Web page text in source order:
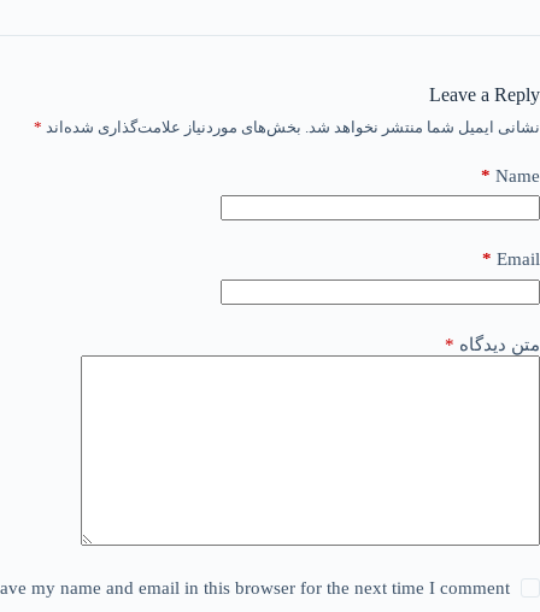
Leave a Reply
نشانی ایمیل شما منتشر نخواهد شد. بخش‌های موردنیاز علامت‌گذاری شده‌اند *
Name
*
Email
*
متن دیدگاه *
my name and email in this browser for the next time I comment.